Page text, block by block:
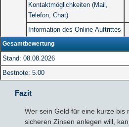
Kontaktmöglichkeiten (Mail,
Telefon, Chat)
Information des Online-Auftrittes
Gesamtbewertung
Stand: 08.08.2026
Bestnote: 5.00
Fazit
Wer sein Geld für eine kurze bis
sicheren Zinsen anlegen will,